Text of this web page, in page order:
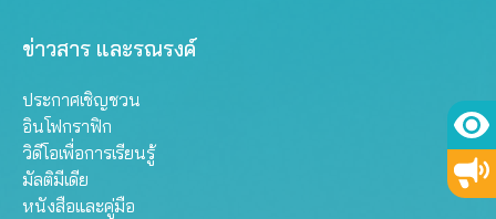
ข่าวสาร และรณรงค์
ประกาศเชิญชวน
อินโฟกราฟิก
วิดีโอเพื่อการเรียนรู้
มัลติมีเดีย
หนังสือและคู่มือ